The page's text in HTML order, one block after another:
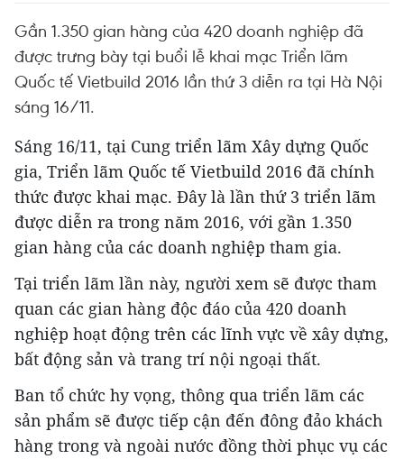
Gần 1.350 gian hàng của 420 doanh nghiệp đã
được trưng bày tại buổi lễ khai mạc Triển lãm
Quốc tế Vietbuild 2016 lần thứ 3 diễn ra tại Hà Nội
sáng 16/11.
Sáng 16/11, tại Cung triển lãm Xây dựng Quốc
gia, Triển lãm Quốc tế Vietbuild 2016 đã chính
thức được khai mạc. Đây là lần thứ 3 triển lãm
được diễn ra trong năm 2016, với gần 1.350
gian hàng của các doanh nghiệp tham gia.
Tại triển lãm lần này, người xem sẽ được tham
quan các gian hàng độc đáo của 420 doanh
nghiệp hoạt động trên các lĩnh vực về xây dựng,
bất động sản và trang trí nội ngoại thất.
Ban tổ chức hy vọng, thông qua triển lãm các
sản phẩm sẽ được tiếp cận đến đông đảo khách
hàng trong và ngoài nước đồng thời phục vụ các